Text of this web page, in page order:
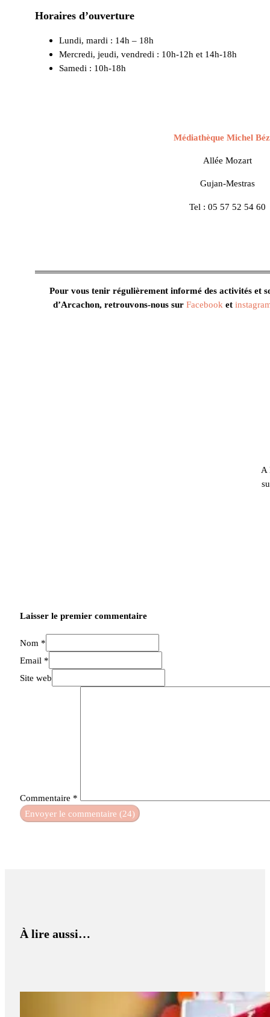
Horaires d’ouverture
Lundi, mardi : 14h – 18h
Mercredi, jeudi, vendredi : 10h-12h et 14h-18h
Samedi : 10h-18h
Médiathèque Michel
Allée Mozart
Gujan-Mestras
Tel : 05 57 52 54 60
Pour vous tenir régulièrement informé des activités et
d’Arcachon, retrouvons-nous surFacebook et
A
Laisser le premier commentaire
Nom *
Email *
Site web
Commentaire *
À lire aussi…